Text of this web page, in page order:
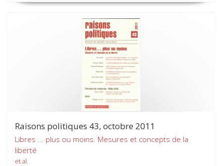
Raisons politiques 43, octobre 2011
Libres ... plus ou moins. Mesures et concepts de la
liberté
et al.